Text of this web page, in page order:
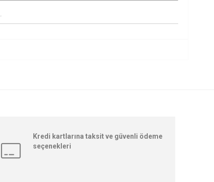
Kredi kartlarına taksit ve güvenli ödeme
seçenekleri